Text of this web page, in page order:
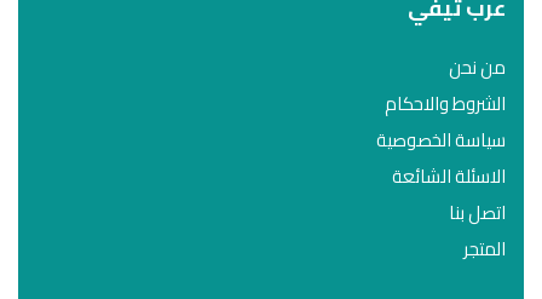
عرب تيفي
من نحن
الشروط والاحكام
سياسة الخصوصية
الاسئلة الشائعة
اتصل بنا
المتجر